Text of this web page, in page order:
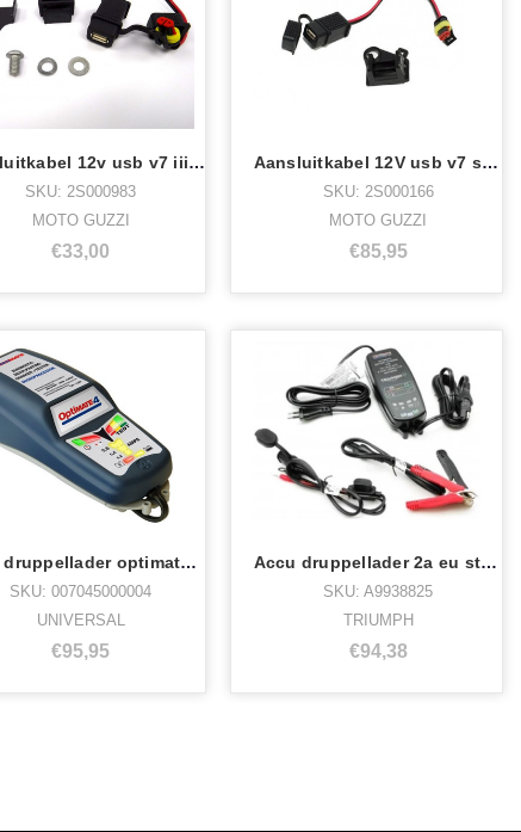
Aansluitkabel 12v usb v7 iii, v7iv
SKU: 2S000983
MOTO GUZZI
€33,00
Aansluitkabel 12V usb v7 stone,special,
SKU: 2S000166
MOTO GUZZI
€85,95
Accu druppellader optimate 4 std+lithiu
SKU: 007045000004
UNIVERSAL
€95,95
Accu druppellader 2a eu std & Lithium
SKU: A9938825
TRIUMPH
€94,38